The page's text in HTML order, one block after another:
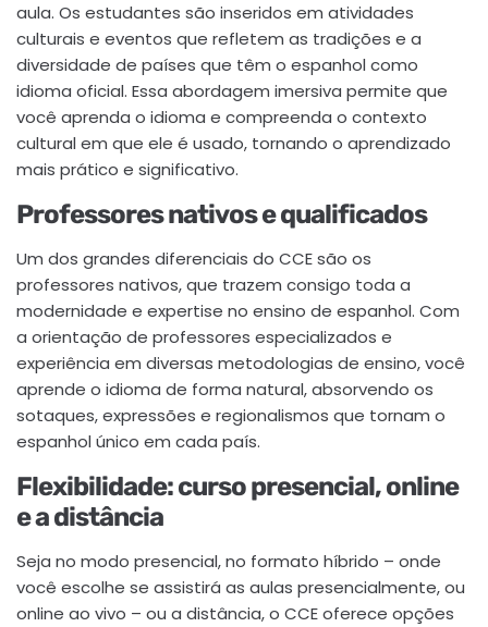
aula. Os estudantes são inseridos em atividades
culturais e eventos que refletem as tradições e a
diversidade de países que têm o espanhol como
idioma oficial. Essa abordagem imersiva permite que
você aprenda o idioma e compreenda o contexto
cultural em que ele é usado, tornando o aprendizado
mais prático e significativo.
Professores nativos e qualificados
Um dos grandes diferenciais do CCE são os
professores nativos, que trazem consigo toda a
modernidade e expertise no ensino de espanhol. Com
a orientação de professores especializados e
experiência em diversas metodologias de ensino, você
aprende o idioma de forma natural, absorvendo os
sotaques, expressões e regionalismos que tornam o
espanhol único em cada país.
Flexibilidade: curso presencial, online
e a distância
Seja no modo presencial, no formato híbrido – onde
você escolhe se assistirá as aulas presencialmente, ou
online ao vivo – ou a distância, o CCE oferece opções